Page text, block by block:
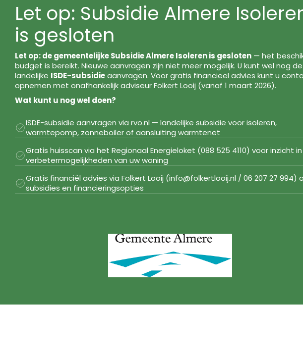
Let op: Subsidie Almere
is gesloten
Let op: de gemeentelijke Subsidie Almere Isoleren is gesloten— het
budget is bereikt. Nieuwe aanvragen zijn niet meer mogelijk. U kunt wel nog de
landelijke ISDE-subsidieaanvragen. Voor gratis financieel advies kunt u
opnemen met onafhankelijk adviseur Folkert Looij (vanaf 1 maart 2026).
Wat kunt u nog wel doen?
ISDE-subsidie aanvragen via rvo.nl — landelijke subsidie voor isoleren,
warmtepomp, zonneboiler of aansluiting warmtenet
Gratis huisscan via het Regionaal Energieloket (088 525 4110) voor inzicht in
verbetermogelijkheden van uw woning
Gratis financiël advies via Folkert Looij (info@folkertlooij.nl / 06 207 27 994)
subsidies en financieringsopties